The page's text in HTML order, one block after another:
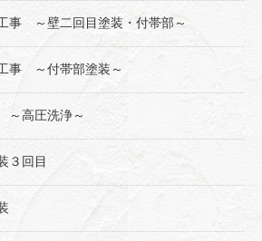
事 ～壁二回目塗装・付帯部～
事 ～付帯部塗装～
～高圧洗浄～
３回目